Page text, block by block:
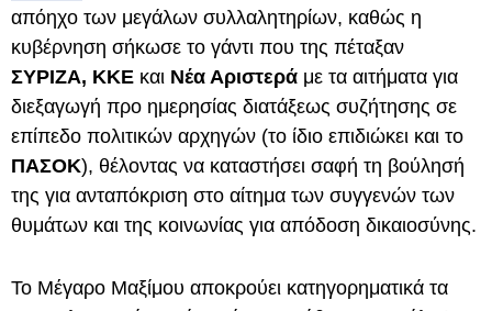
απόηχο των μεγάλων συλλαλητηρίων, καθώς η
κυβέρνηση σήκωσε το γάντι που της πέταξαν
ΣΥΡΙΖΑ, ΚΚΕ και Νέα Αριστερά με τα αιτήματα για
διεξαγωγή προ ημερησίας διατάξεως συζήτησης σε
επίπεδο πολιτικών αρχηγών (το ίδιο επιδιώκει και το
ΠΑΣΟΚ), θέλοντας να καταστήσει σαφή τη βούλησή
της για ανταπόκριση στο αίτημα των συγγενών των
θυμάτων και της κοινωνίας για απόδοση δικαιοσύνης.
Το Μέγαρο Μαξίμου αποκρούει κατηγορηματικά τα